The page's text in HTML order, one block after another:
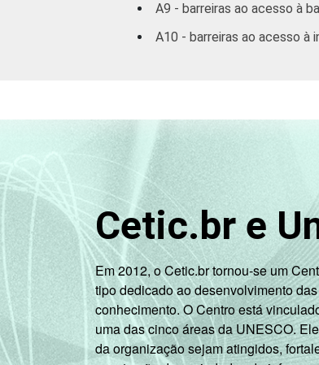
A9 - barreiras ao acesso à
A10 - barreiras ao acesso à
Cetic.br e
Em 2012, o Cetic.br tornou-se um
tipo dedicado ao desenvolvimento
conhecimento. O Centro está
uma das cinco áreas da UNESCO.
da organização sejam atingidos,